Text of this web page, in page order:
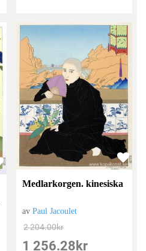
Medlarkorgen. kinesiska
avPaul Jacoulet
2 204.00kr
1 256.28 kr